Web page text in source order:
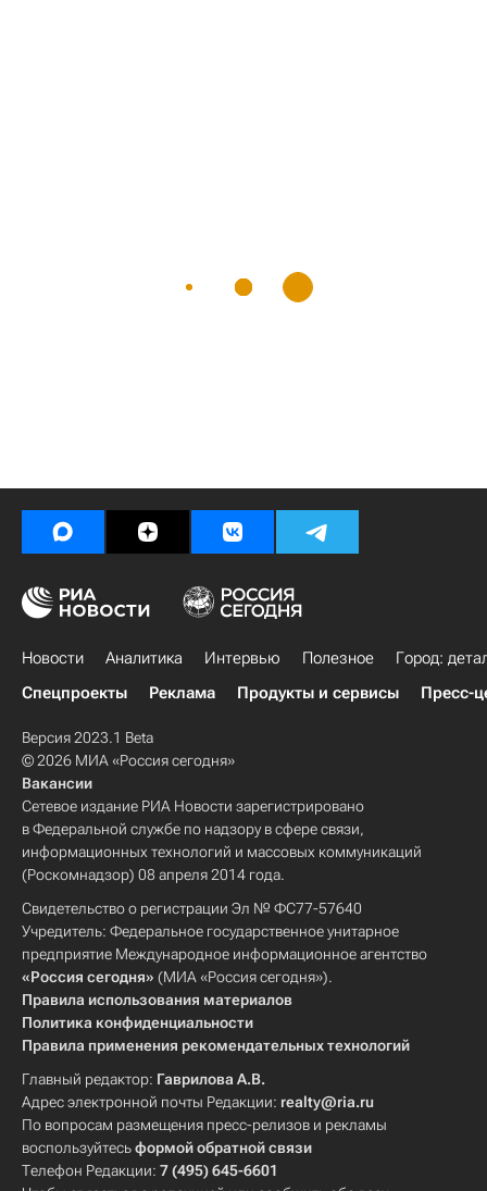
Новости Аналитика Интервью Полезное
Город:
Спецпроекты
Реклама Продукты и сервисы Пресс-
Версия 2023.1 Beta
© 2026 МИА «Россия сегодня»
Вакансии
Сетевое издание РИА Новости зарегистрировано
в Федеральной службе по надзору в сфере связи,
информационных технологий и массовых коммуникаций
(Роскомнадзор) 08 апреля 2014 года.
Свидетельство о регистрации Эл № ФС77-57640
Учредитель: Федеральное государственное унитарное
предприятие Международное информационное агентство
«Россия сегодня» (МИА «Россия сегодня»).
Правила использования материалов
Политика конфиденциальности
Правила применения рекомендательных технологий
Главный редактор: Гаврилова А.В.
Адрес электронной почты Редакции: realty@ria.ru
По вопросам размещения пресс-релизов и рекламы
воспользуйтесьформой обратной связи
Телефон Редакции: 7 (495) 645-6601